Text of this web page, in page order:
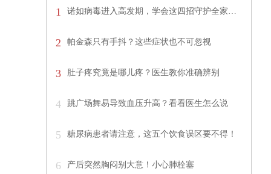
1 诺如病毒进入高发期，学会这四招守护全家…
2 帕金森只有手抖？这些症状也不可忽视
3 肚子疼究竟是哪儿疼？医生教你准确辨别
4 跳广场舞易导致血压升高？看看医生怎么说
5 糖尿病患者请注意，这五个饮食误区要不得！
6 产后突然胸闷别大意！小心肺栓塞